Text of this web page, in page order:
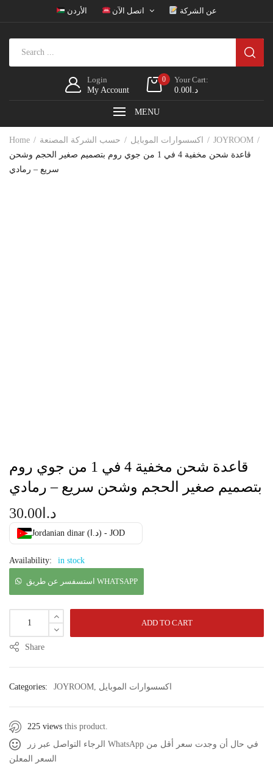
الأردن اتصل الآن عن الشركة
Login
My Account
0
Your Cart:
د.ا0.00
MENU
Home اكسسوارات الموبايل حسب الشركة المصنعة
JOYROOM
قاعدة شحن مخفية 4 في 1 من جوي روم بتصميم صغير الحجم وشحن
سريع – رمادي
قاعدة شحن مخفية 4 في 1 من جوي روم
بتصميم صغير الحجم وشحن سريع – رمادي
د.ا 30.00
Jordanian dinar (د.ا) - JOD
Availability: in stock
استسفسر عن طريق WHATSAPP
ADD TO CART
Share
Categories: JOYROOM, اكسسوارات الموبايل
225 views this product.
الرجاء التواصل عبر زر WhatsApp في حال أن وجدت سعر أقل من
السعر المعلن